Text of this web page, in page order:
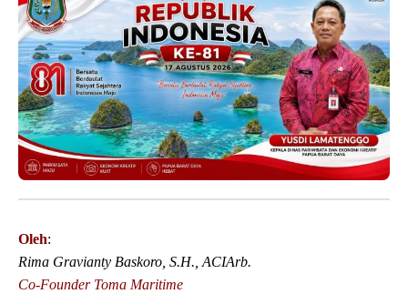
Oleh:
Rima Gravianty Baskoro, S.H., ACIArb.
Co-Founder Toma Maritime